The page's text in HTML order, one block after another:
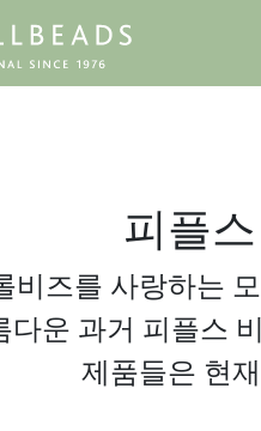
피플
비즈를 사랑하는
다운 과거 피플스
제품들은 현